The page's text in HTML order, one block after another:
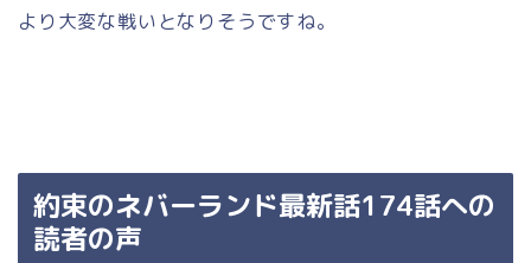
より大変な戦いとなりそうですね。
約束のネバーランド最新話174話への
読者の声